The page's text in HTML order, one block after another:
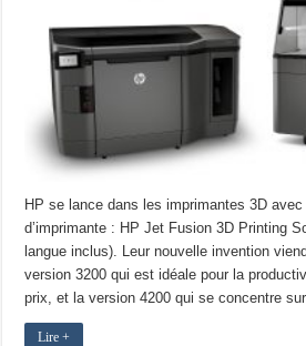
HP se lance dans les imprimantes 3D
d’imprimante : HP Jet Fusion 3D Printing
langue inclus). Leur nouvelle invention
version 3200 qui est idéale pour la
prix, et la version 4200 qui se concentre
Lire +